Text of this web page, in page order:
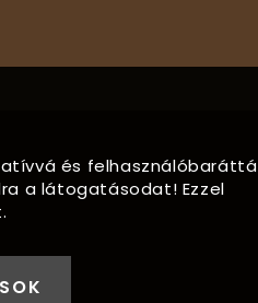
és felhasználóbaráttá
a látogatásodat! Ezzel